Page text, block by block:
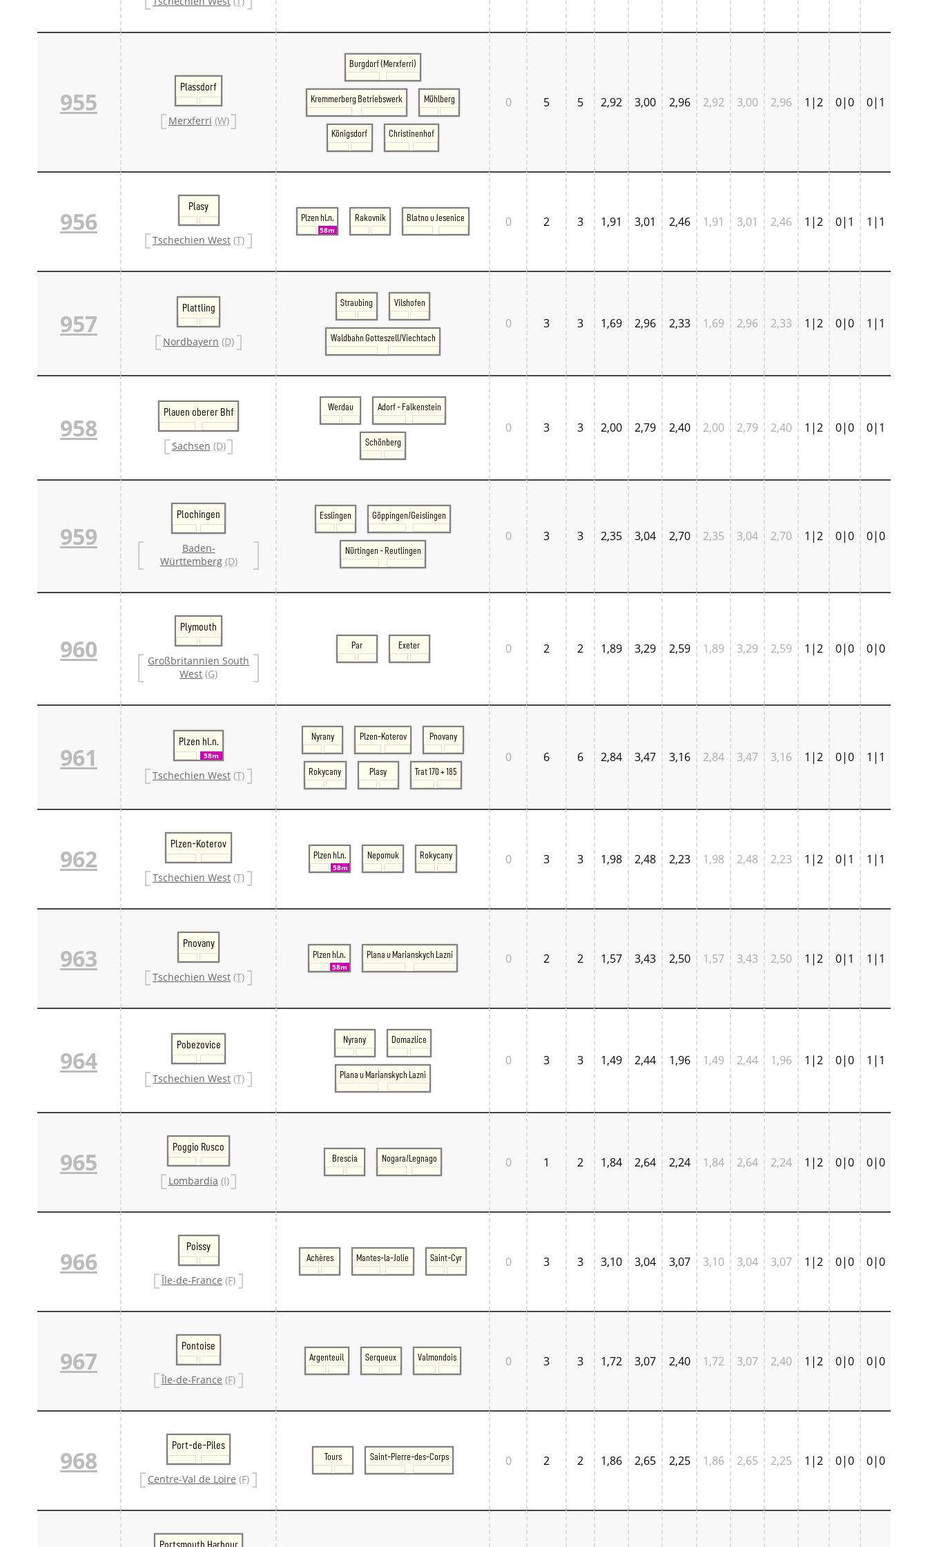
Alternative Stellwerke
BundesbahnZeiten
Merxferri
Polen
Österreich
Österreich Mitte
Österreich Ost
Österreich West
955
Plassdorf
Merxferri (W)
Burgdorf (Merxferri)
Kremmerberg Betriebswerk Mühlberg
Königsdorf Christinenhof
0 5 5 2,92 3,00 2,96 2,92 3,00 2,96 1|2 0|0 0|1
956
Plasy
Tschechien West (T)
Plzen hl.n.
58m
Rakovnik Blatno u Jesenice 0 2 3 1,91 3,01 2,46 1,91 3,01 2,46 1|2 0|1 1|1
957
Plattling
Nordbayern (D)
Straubing Vilshofen
Waldbahn Gotteszell/Viechtach
0 3 3 1,69 2,96 2,33 1,69 2,96 2,33 1|2 0|0 1|1
958
Plauen oberer Bhf
Sachsen (D)
Werdau Adorf - Falkenstein
Schönberg
0 3 3 2,00 2,79 2,40 2,00 2,79 2,40 1|2 0|0 0|1
959
Plochingen
Baden-
Württemberg (D)
Esslingen Göppingen/Geislingen
Nürtingen - Reutlingen
0 3 3 2,35 3,04 2,70 2,35 3,04 2,70 1|2 0|0 0|0
960
Plymouth
Großbritannien South
West (G)
Par Exeter 0 2 2 1,89 3,29 2,59 1,89 3,29 2,59 1|2 0|0 0|0
961
Plzen hl.n.
58m
Tschechien West (T)
Nyrany Plzen-Koterov Pnovany
Rokycany Plasy Trat 170 + 185
0 6 6 2,84 3,47 3,16 2,84 3,47 3,16 1|2 0|0 1|1
962
Plzen-Koterov
Tschechien West (T)
Plzen hl.n.
58m
Nepomuk Rokycany 0 3 3 1,98 2,48 2,23 1,98 2,48 2,23 1|2 0|1 1|1
963
Pnovany
Tschechien West (T)
Plzen hl.n.
58m
Plana u Marianskych Lazni 0 2 2 1,57 3,43 2,50 1,57 3,43 2,50 1|2 0|1 1|1
964
Pobezovice
Tschechien West (T)
Nyrany Domazlice
Plana u Marianskych Lazni
0 3 3 1,49 2,44 1,96 1,49 2,44 1,96 1|2 0|0 1|1
965
Poggio Rusco
Lombardia (I)
Brescia Nogara/Legnago 0 1 2 1,84 2,64 2,24 1,84 2,64 2,24 1|2 0|0 0|0
966
Poissy
Île-de-France (F)
Achères Mantes-la-Jolie Saint-Cyr 0 3 3 3,10 3,04 3,07 3,10 3,04 3,07 1|2 0|0 0|0
967
Pontoise
Île-de-France (F)
Argenteuil Serqueux Valmondois 0 3 3 1,72 3,07 2,40 1,72 3,07 2,40 1|2 0|0 0|0
968
Port-de-Piles
Centre-Val de Loire (F)
Tours Saint-Pierre-des-Corps 0 2 2 1,86 2,65 2,25 1,86 2,65 2,25 1|2 0|0 0|0